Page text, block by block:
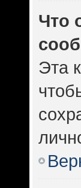
Что
Эта